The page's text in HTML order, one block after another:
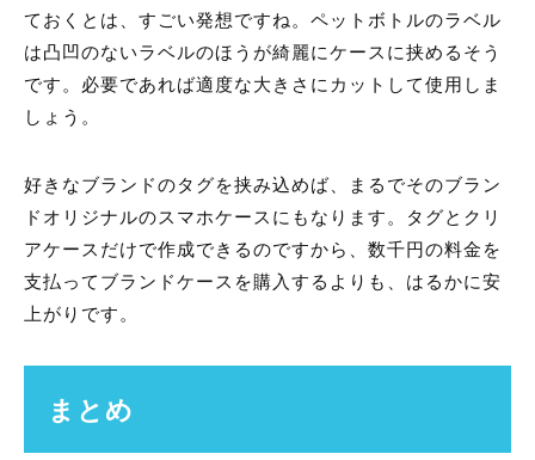
ておくとは、すごい発想ですね。ペットボトルのラベル
は凸凹のないラベルのほうが綺麗にケースに挟めるそう
です。必要であれば適度な大きさにカットして使用しま
しょう。
好きなブランドのタグを挟み込めば、まるでそのブラン
ドオリジナルのスマホケースにもなります。タグとクリ
アケースだけで作成できるのですから、数千円の料金を
支払ってブランドケースを購入するよりも、はるかに安
上がりです。
まとめ